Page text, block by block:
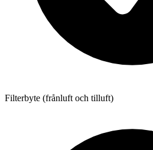
Filterbyte (frånluft och tilluft)